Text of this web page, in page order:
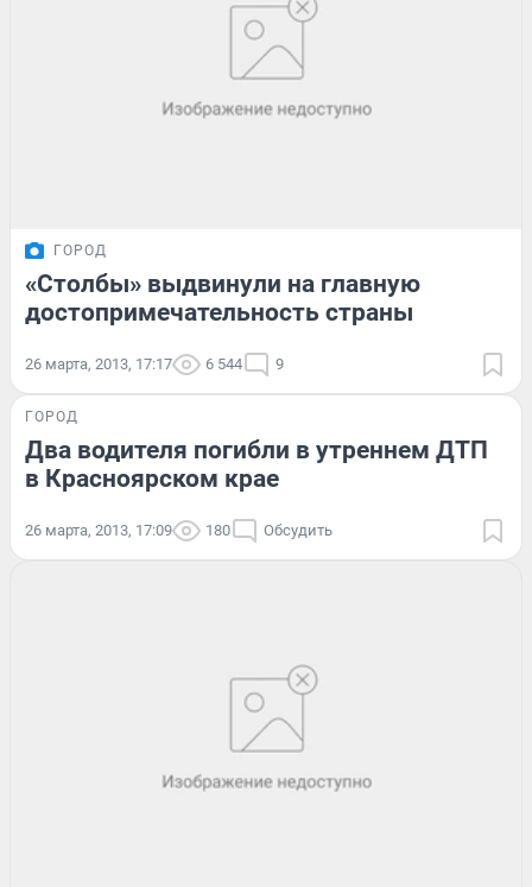
ГОРОД
«Столбы» выдвинули на главную
достопримечательность страны
26 марта, 2013, 17:17 6 544 9
ГОРОД
Два водителя погибли в утреннем ДТП
в Красноярском крае
26 марта, 2013, 17:09 180 Обсудить